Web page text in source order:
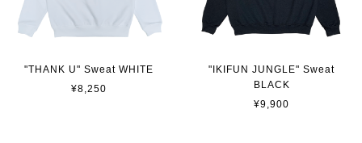
"THANK U" Sweat WHITE
¥8,250
"IKIFUN JUNGLE" Sweat
BLACK
¥9,900